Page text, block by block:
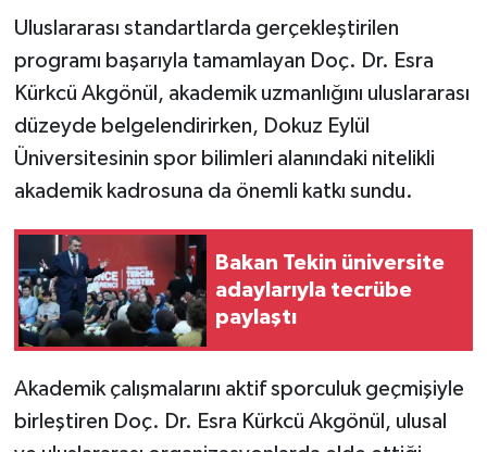
Uluslararası standartlarda gerçekleştirilen
programı başarıyla tamamlayan Doç. Dr. Esra
Kürkcü Akgönül, akademik uzmanlığını uluslararası
düzeyde belgelendirirken, Dokuz Eylül
Üniversitesinin spor bilimleri alanındaki nitelikli
akademik kadrosuna da önemli katkı sundu.
Bakan Tekin üniversite
adaylarıyla tecrübe
paylaştı
Akademik çalışmalarını aktif sporculuk geçmişiyle
birleştiren Doç. Dr. Esra Kürkcü Akgönül, ulusal